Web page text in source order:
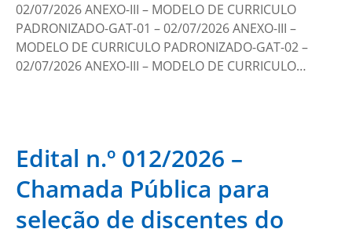
02/07/2026 ANEXO-III – MODELO DE CURRICULO
PADRONIZADO-GAT-01 – 02/07/2026 ANEXO-III –
MODELO DE CURRICULO PADRONIZADO-GAT-02 –
02/07/2026 ANEXO-III – MODELO DE CURRICULO…
Edital n.º 012/2026 –
Chamada Pública para
seleção de discentes do